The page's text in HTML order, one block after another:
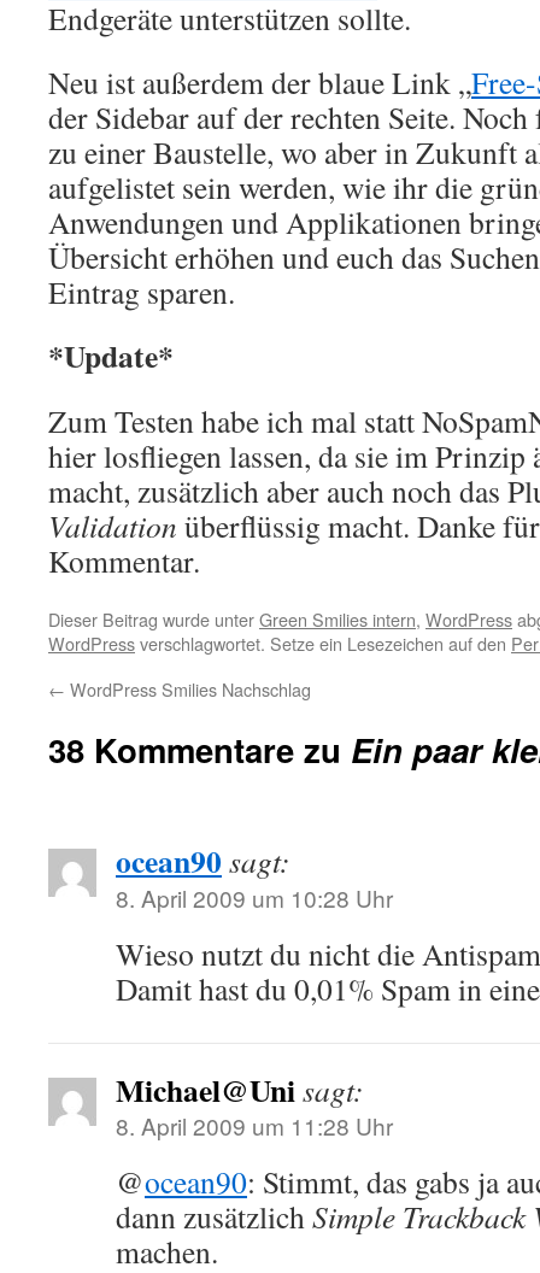
Endgeräte unterstützen sollte.
Neu ist außerdem der blaue Link „
der Sidebar auf der rechten Seite.
zu einer Baustelle, wo aber in Zukunft
aufgelistet sein werden, wie ihr die
Anwendungen und Applikationen
Übersicht erhöhen und euch das
Eintrag sparen.
*Update*
Zum Testen habe ich mal statt
hier losfliegen lassen, da sie im Prinzip
macht, zusätzlich aber auch noch das
Validation überflüssig macht. Danke
Kommentar.
Dieser Beitrag wurde unterGreen Smilies intern, WordPress
WordPressverschlagwortet. Setze ein Lesezeichen auf den
← WordPress Smilies Nachschlag
38 Kommentare zu Ein paar
ocean90sagt:
8. April 2009 um 10:28 Uhr
Wieso nutzt du nicht die
Damit hast du 0,01% Spam in
Michael@Unisagt:
8. April 2009 um 11:28 Uhr
@ocean90: Stimmt, das gabs ja
dann zusätzlichSimple
machen.